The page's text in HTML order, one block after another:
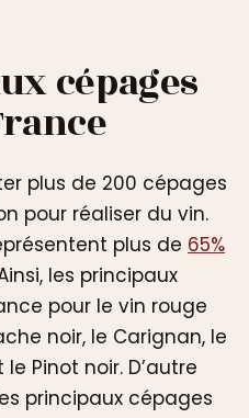
cépages
plus de 200 cépages
pour réaliser du vin.
plus de 65%
les principaux
pour le vin rouge
noir, le Carignan, le
Pinot noir. D’autre
principaux cépages